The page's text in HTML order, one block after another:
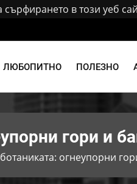
в този уеб
ЛЮБОПИТНО ПОЛЕЗНО
гори и
огнеупорни